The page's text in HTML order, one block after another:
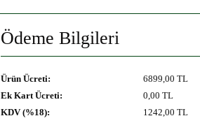
Ödeme Bilgileri
Ürün Ücreti: 6899,00 TL
Ek Kart Ücreti:
0,00 TL
KDV (%18):
1242,00 TL